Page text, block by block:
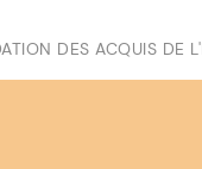
DES ACQUIS DE